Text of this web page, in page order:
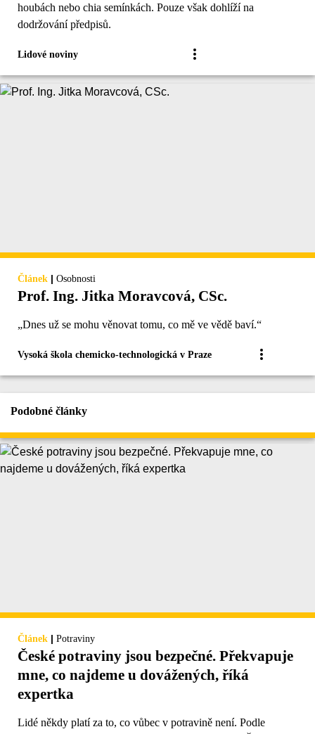
houbách nebo chia semínkách. Pouze však dohlíží na
dodržování předpisů.
Lidové noviny
Článek | Osobnosti
Prof. Ing. Jitka Moravcová, CSc.
„Dnes už se mohu věnovat tomu, co mě ve vědě baví.“
Vysoká škola chemicko-technologická v Praze
Podobné články
Článek | Potraviny
České potraviny jsou bezpečné. Překvapuje
mne, co najdeme u dovážených, říká
expertka
Lidé někdy platí za to, co vůbec v potravině není. Podle